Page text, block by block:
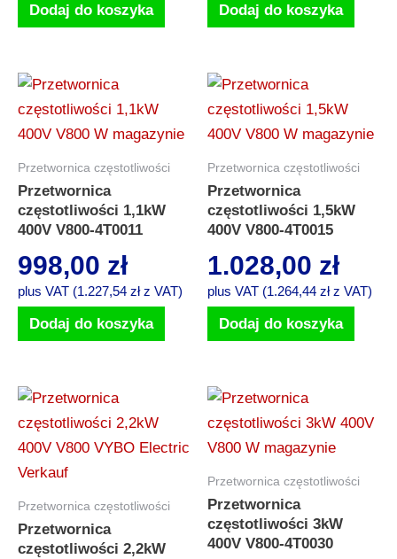
Dodaj do koszyka Dodaj do koszyka
Przetwornica częstotliwości
Przetwornica
częstotliwości 1,1kW
400V V800-4T0011
998,00 zł
plus VAT (1.227,54 złz VAT)
Dodaj do koszyka
Przetwornica częstotliwości
Przetwornica
częstotliwości 1,5kW
400V V800-4T0015
1.028,00 zł
plus VAT (1.264,44 złz VAT)
Dodaj do koszyka
Przetwornica częstotliwości
Przetwornica
częstotliwości 2,2kW
Przetwornica częstotliwości
Przetwornica
częstotliwości 3kW
400V V800-4T0030